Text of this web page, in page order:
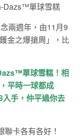
Dazs™單球雪糕
兩週年，由11月9
金之爆搶周」，比
單球雪糕！相
平時一球都成
手，仲平過你去
卡各有各好！